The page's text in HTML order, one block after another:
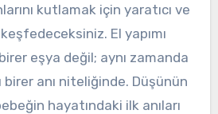
kutlamak için yaratıcı ve
El yapımı
eşya değil; aynı zamanda
anı niteliğinde. Düşünün
hayatındaki ilk anıları